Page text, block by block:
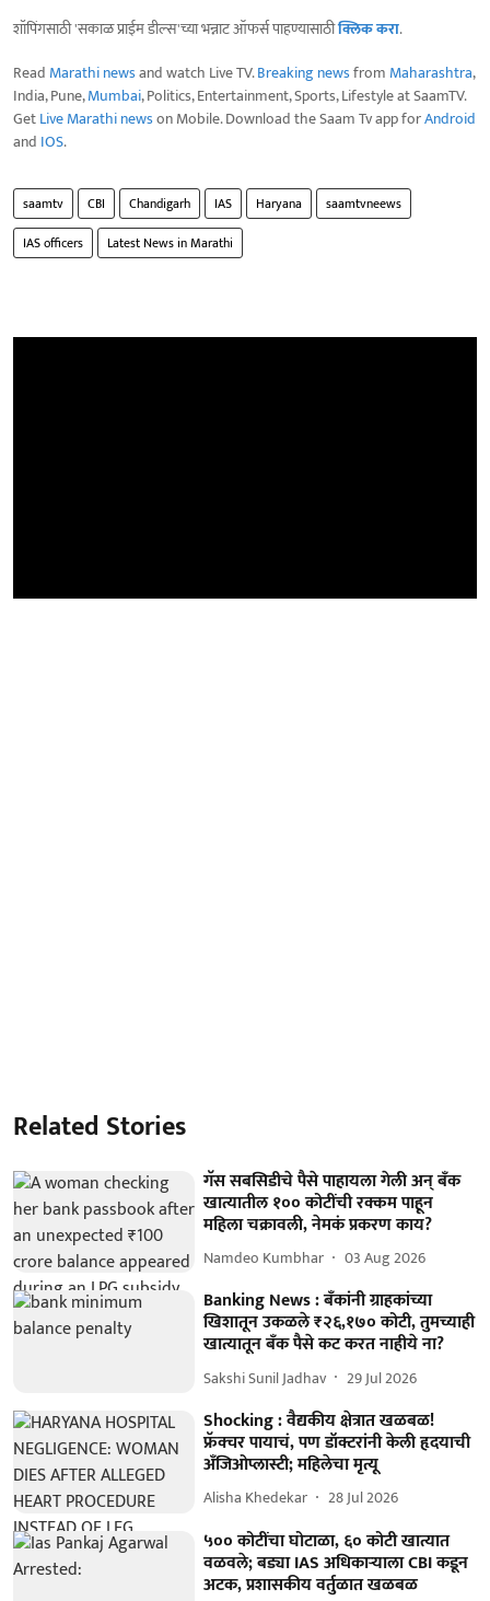
शॉपिंगसाठी 'सकाळ प्राईम डील्स'च्या भन्नाट ऑफर्स पाहण्यासाठीक्लिक करा.
Read Marathi newsand watch Live TV.Breaking newsfrom Maharashtra,
India, Pune,Mumbai, Politics, Entertainment, Sports, Lifestyle at SaamTV.
GetLive Marathi newson Mobile. Download the Saam Tv app forAndroid
and IOS.
saamtv CBI Chandigarh IAS Haryana
saamtvneews
IAS officers
Latest News in Marathi
Related Stories
गॅस सबसिडीचे पैसे पाहायला गेली अन् बँक
खात्यातील १०० कोटींची रक्कम पाहून
महिला चक्रावली, नेमकं प्रकरण काय?
Namdeo Kumbhar 03 Aug 2026
Banking News : बँकांनी ग्राहकांच्या
खिशातून उकळले ₹२६,१७० कोटी, तुमच्याही
खात्यातून बँक पैसे कट करत नाहीये ना?
Sakshi Sunil Jadhav 29 Jul 2026
Shocking : वैद्यकीय क्षेत्रात खळबळ!
फ्रॅक्चर पायाचं, पण डॉक्टरांनी केली हृदयाची
अँजिओप्लास्टी; महिलेचा मृत्यू
Alisha Khedekar 28 Jul 2026
५०० कोटींचा घोटाळा, ६० कोटी खात्यात
वळवले; बड्या IAS अधिकाऱ्याला CBI कडून
अटक, प्रशासकीय वर्तुळात खळबळ